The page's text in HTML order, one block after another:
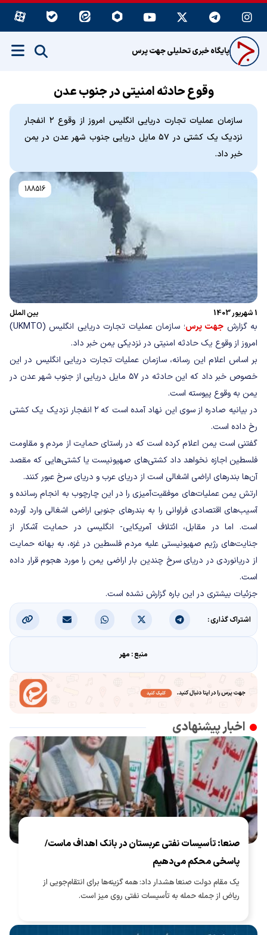
پایگاه خبری تحلیلی جهت پرس
وقوع حادثه امنیتی در جنوب عدن
سازمان عملیات تجارت دریایی انگلیس امروز از وقوع ۲ انفجار
نزدیک یک کشتی در ۵۷ مایل دریایی جنوب شهر عدن در یمن
خبر داد.
188516
1 شهریور 1403 بین الملل
به گزارش جهت پرس
؛ سازمان عملیات تجارت دریایی انگلیس (UKMTO)
امروز از وقوع یک حادثه امنیتی در نزدیکی یمن خبر داد.
بر اساس اعلام این رسانه، سازمان عملیات تجارت دریایی انگلیس در این
خصوص خبر داد که این حادثه‌ در ۵۷ مایل دریایی از جنوب شهر عدن در
یمن به وقوع پیوسته است.
در بیانیه صادره از سوی این نهاد آمده است که ۲ انفجار نزدیک یک کشتی
رخ داده است.
گفتنی است یمن اعلام کرده است که در راستای حمایت از مردم و مقاومت
فلسطین اجازه نخواهد داد کشتی‌های صهیونیست یا کشتی‌هایی که مقصد
آن‌ها بندرهای اراضی اشغالی است از دریای عرب و دریای سرخ عبور کنند.
ارتش یمن عملیات‌های موفقیت‌آمیزی را در این چارچوب به انجام رسانده و
آسیب‌های اقتصادی فراوانی را به بندرهای جنوبی اراضی اشغالی وارد آورده
است. اما در مقابل، ائتلاف آمریکایی- انگلیسی در حمایت آشکار از
جنایت‌های رژیم صهیونیستی علیه مردم فلسطین در غزه، به بهانه حمایت
از دریانوردی در دریای سرخ چندین بار اراضی یمن را مورد هجوم قرار داده
است.
جزئیات بیشتری در این باره گزارش نشده است.
اشتراک گذاری :
منبع : مهر
اخبار پیشنهادی
صنعا: تأسیسات نفتی عربستان در بانک اهداف ماست/
پاسخی محکم می‌دهیم
یک مقام دولت صنعا هشدار داد: همه گزینه‌ها برای انتقام‌جویی از
ریاض از جمله حمله به تأسیسات نفتی روی میز است.